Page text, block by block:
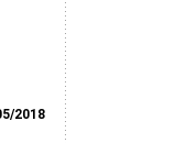
2018